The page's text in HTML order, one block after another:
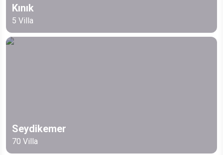
Kınık
5 Villa
Seydikemer
70 Villa